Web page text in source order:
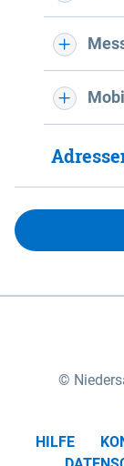
HILFE